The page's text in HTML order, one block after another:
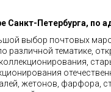
Санкт-Петербурга, по
выбор почтовых
различной тематике,
жетонов, фарфора,